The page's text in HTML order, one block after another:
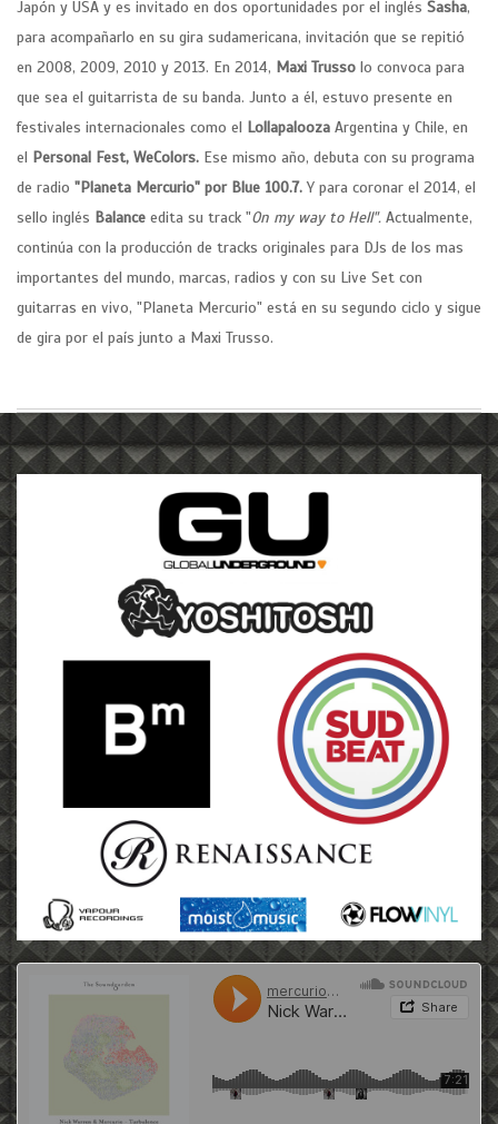
Japón y USA y es invitado en dos oportunidades por el inglés Sasha,
para acompañarlo en su gira sudamericana, invitación que se repitió
en 2008, 2009, 2010 y 2013. En 2014, Maxi Trusso lo convoca para
que sea el guitarrista de su banda. Junto a él, estuvo presente en
festivales internacionales como el Lollapalooza Argentina y Chile, en
el Personal Fest, WeColors. Ese mismo año, debuta con su programa
de radio "Planeta Mercurio" por Blue 100.7. Y para coronar el 2014, el
sello inglés Balance edita su track "On my way to Hell". Actualmente,
continúa con la producción de tracks originales para DJs de los mas
importantes del mundo, marcas, radios y con su Live Set con
guitarras en vivo, "Planeta Mercurio" está en su segundo ciclo y sigue
de gira por el país junto a Maxi Trusso.